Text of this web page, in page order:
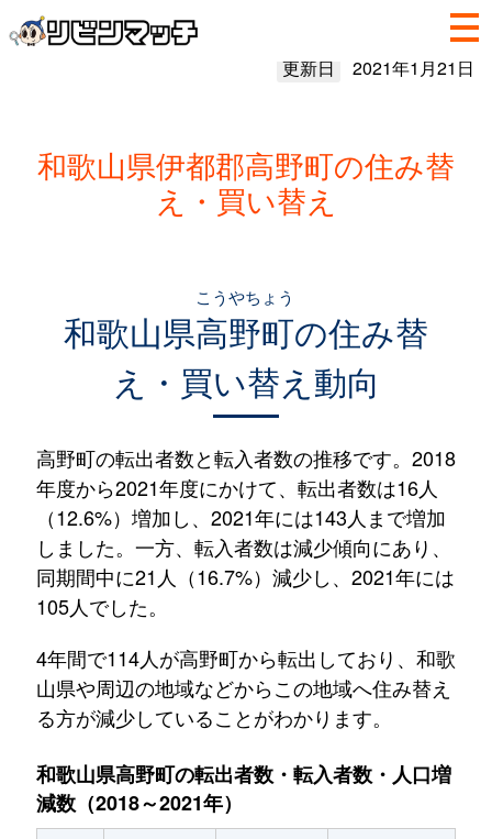
更新日 2021年1月21日
和歌山県伊都郡高野町の住み替
え・買い替え
和歌山県高野町
こうやちょう
の住み替
え・買い替え動向
高野町の転出者数と転入者数の推移です。2018
年度から2021年度にかけて、転出者数は16人
（12.6%）増加し、2021年には143人まで増加
しました。一方、転入者数は減少傾向にあり、
同期間中に21人（16.7%）減少し、2021年には
105人でした。
4年間で114人が高野町から転出しており、和歌
山県や周辺の地域などからこの地域へ住み替え
る方が減少していることがわかります。
和歌山県高野町の転出者数・転入者数・人口増
減数（2018～2021年）